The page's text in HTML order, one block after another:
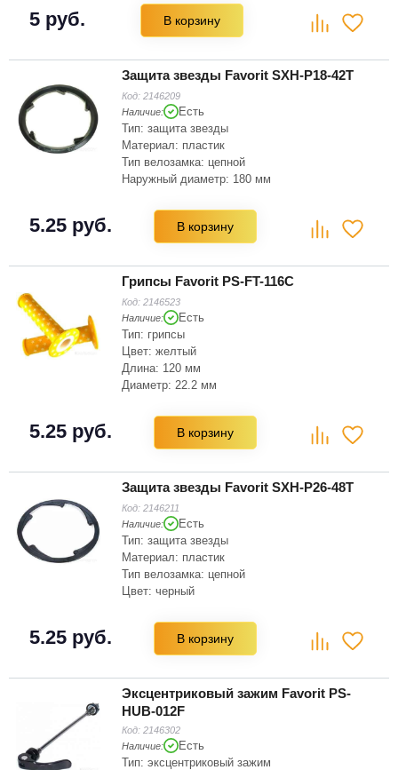
5 руб. В корзину
Защита звезды Favorit SXH-P18-42T
Код: 2146209
Наличие:
Есть
Тип: защита звезды
Материал: пластик
Тип велозамка: цепной
Наружный диаметр: 180 мм
Зубьев на звёздочке: 42
5.25 руб. В корзину
Грипсы Favorit PS-FT-116C
Код: 2146523
Наличие:
Есть
Тип: грипсы
Цвет: желтый
Длина: 120 мм
Диаметр: 22.2 мм
5.25 руб. В корзину
Защита звезды Favorit SXH-P26-48T
Код: 2146211
Наличие:
Есть
Тип: защита звезды
Материал: пластик
Тип велозамка: цепной
Цвет: черный
5.25 руб. В корзину
Эксцентриковый зажим Favorit PS-
HUB-012F
Код: 2146302
Наличие:
Есть
Тип: эксцентриковый зажим